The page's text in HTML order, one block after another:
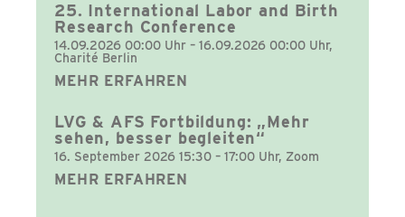
25. International Labor and Birth
Research Conference
14.09.2026 00:00 Uhr – 16.09.2026 00:00 Uhr,
Charité Berlin
MEHR ERFAHREN
LVG & AFS Fortbildung: „Mehr
sehen, besser begleiten“
16. September 2026 15:30 – 17:00 Uhr, Zoom
MEHR ERFAHREN